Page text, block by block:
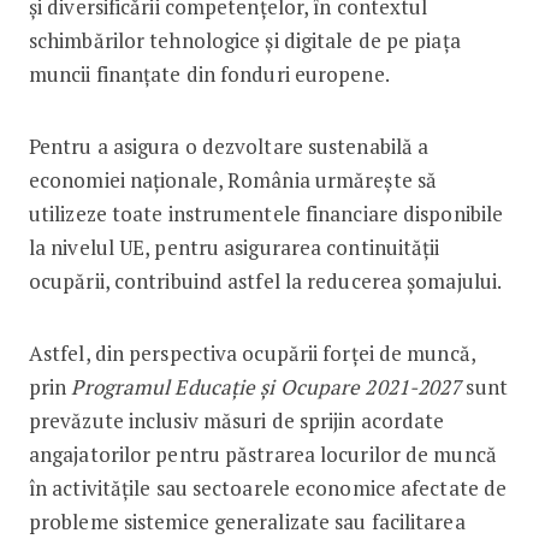
şi diversificării competențelor, în contextul
schimbărilor tehnologice şi digitale de pe piața
muncii finanțate din fonduri europene.
Pentru a asigura o dezvoltare sustenabilă a
economiei naționale, România urmărește să
utilizeze toate instrumentele financiare disponibile
la nivelul UE, pentru asigurarea continuității
ocupării, contribuind astfel la reducerea șomajului.
Astfel, din perspectiva ocupării forței de muncă,
prinProgramul Educație și Ocupare 2021-2027sunt
prevăzute inclusiv măsuri de sprijin acordate
angajatorilor pentru păstrarea locurilor de muncă
în activitățile sau sectoarele economice afectate de
probleme sistemice generalizate sau facilitarea